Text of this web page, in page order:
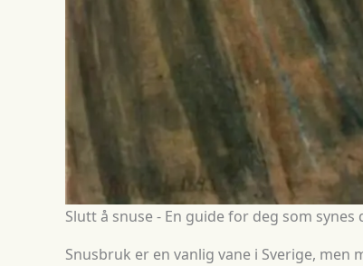
Slutt å snuse - En guide for deg som
Snusbruk er en vanlig vane i Sverige,